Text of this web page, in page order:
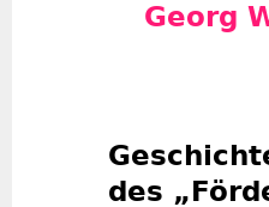
Georg
des